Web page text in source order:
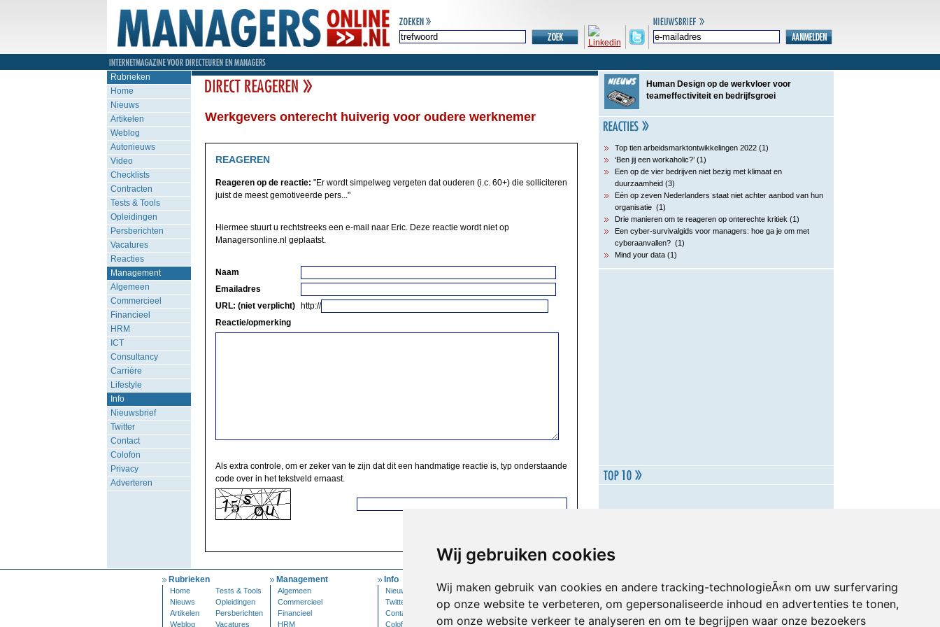
Wij gebruiken cookies
Wij maken gebruik van cookies en andere tracking-technologieÃ«n om uw surfervaring
op onze website te verbeteren, om gepersonaliseerde inhoud en advertenties te tonen,
om onze website verkeer te analyseren en om te begrijpen waar onze bezoekers
Rubrieken
Home
Nieuws
Artikelen
Weblog
Autonieuws
Video
Checklists
Contracten
Tests & Tools
Opleidingen
Persberichten
Vacatures
Reacties
Management
Algemeen
Commercieel
Financieel
HRM
ICT
Consultancy
Carrière
Lifestyle
Info
Nieuwsbrief
Twitter
Contact
Colofon
Privacy
Adverteren
Werkgevers onterecht huiverig voor oudere werknemer
REAGEREN
Reageren op de reactie: "Er wordt simpelweg vergeten dat ouderen (i.c. 60+) die solliciteren
juist de meest gemotiveerde pers..."
Hiermee stuurt u rechtstreeks een e-mail naar Eric. Deze reactie wordt niet op
Managersonline.nl geplaatst.
Naam
Emailadres
URL: (niet verplicht)
http://
Reactie/opmerking
Als extra controle, om er zeker van te zijn dat dit een handmatige reactie is, typ onderstaande
code over in het tekstveld ernaast.
Human Design op de werkvloer voor
teameffectiviteit en bedrijfsgroei
Top tien arbeidsmarktontwikkelingen 2022 (1)
‘Ben jij een workaholic?’ (1)
Een op de vier bedrijven niet bezig met klimaat en
duurzaamheid (3)
Eén op zeven Nederlanders staat niet achter aanbod van hun
organisatie (1)
Drie manieren om te reageren op onterechte kritiek (1)
Een cyber-survivalgids voor managers: hoe ga je om met
cyberaanvallen? (1)
Mind your data (1)
Rubrieken
Home
Tests & Tools
Nieuws
Opleidingen
Artikelen
Persberichten
Weblog
Vacatures
Management
Algemeen
Commercieel
Financieel
HRM
Info
Nieuwsbrief
Twitter
Contact
Colofon
Inloggen